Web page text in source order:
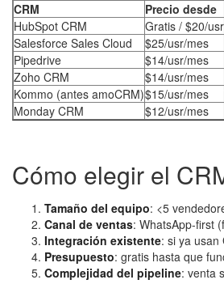
CRM Precio desde
HubSpot CRM
Gratis / $20/usr
Salesforce Sales Cloud
$25/usr/mes
Pipedrive
$14/usr/mes
Zoho CRM
$14/usr/mes
Kommo (antes amoCRM)$15/usr/mes
Monday CRM
$12/usr/mes
Cómo elegir el
Tamaño del equipo: <5
Canal de ventas: WhatsApp-first
Integración existente: si ya
Presupuesto: gratis hasta que
Complejidad del pipeline: venta